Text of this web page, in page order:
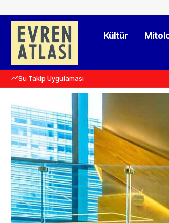
Kültür
Su Takip Uygulaması